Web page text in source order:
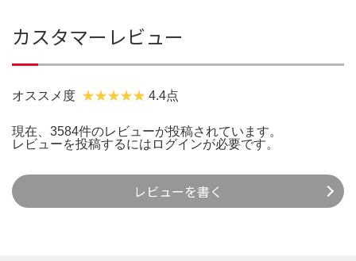
カスタマーレビュー
オススメ度 4.4点
現在、3584件のレビューが投稿されています。
レビューを投稿するには ログインが必要です。
レビューを書く